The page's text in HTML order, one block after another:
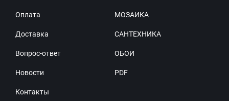
Оплата
Доставка
Вопрос-ответ
Новости
Контакты
МОЗАИКА
САНТЕХНИКА
ОБОИ
PDF